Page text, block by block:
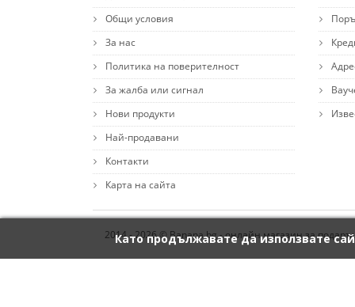
Като продължавате да използвате
Общи условия
За нас
Политика на поверителност
За жалба или сигнал
Нови продукти
Най-продавани
Контакти
Карта на сайта
2014 - 2026 © Banana.bg - онлайн магазин за